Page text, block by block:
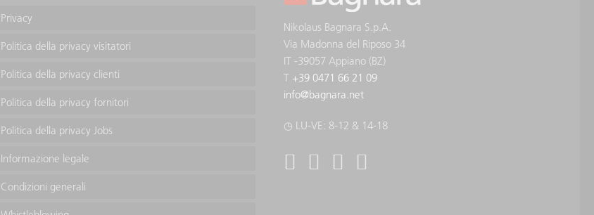
Privacy
Politica della privacy visitatori
Politica della privacy clienti
Politica della privacy fornitori
Politica della privacy Jobs
Informazione legale
Condizioni generali
Nikolaus Bagnara S.p.A.
Via Madonna del Riposo 34
IT -39057 Appiano (BZ)
T +39 0471 66 21 09
info@bagnara.net
◷ LU-VE: 8-12 & 14-18